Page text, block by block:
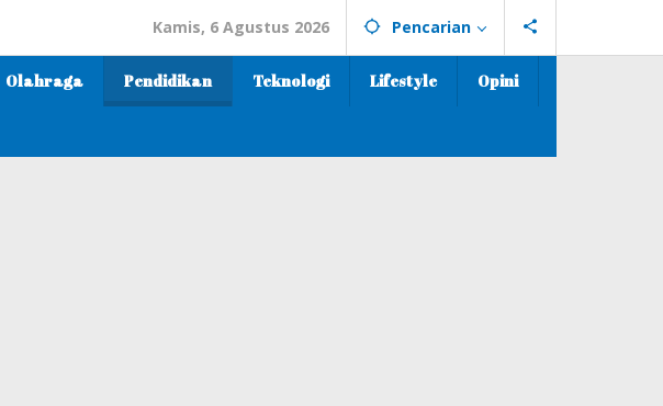
Kamis, 6 Agustus 2026 Pencarian
Olahraga Pendidikan Teknologi Lifestyle Opini